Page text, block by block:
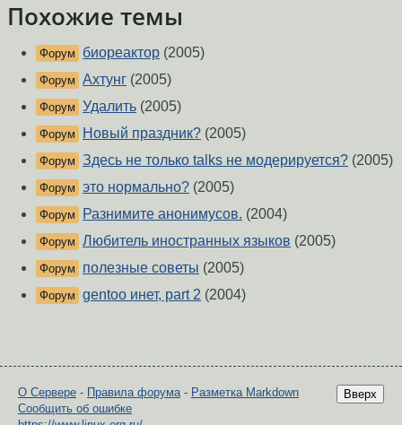
Похожие темы
Форум биореактор (2005)
Форум Ахтунг (2005)
Форум Удалить (2005)
Форум Новый праздник? (2005)
Форум Здесь не только talks не модерируется? (2005)
Форум это нормально? (2005)
Форум Разнимите анонимусов. (2004)
Форум Любитель иностранных языков (2005)
Форум полезные советы (2005)
Форум gentoo инет, part 2 (2004)
Вверх
О Сервере - Правила форума- Разметка Markdown
Сообщить об ошибке